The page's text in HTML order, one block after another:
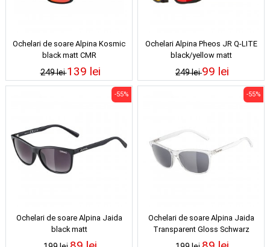
Ochelari de soare Alpina Kosmic
black matt CMR
249 lei139 lei
Ochelari Alpina Pheos JR Q-LITE
black/yellow matt
249 lei99 lei
Ochelari de soare Alpina Jaida
black matt
-55%
Ochelari de soare Alpina Jaida
Transparent Gloss Schwarz
-55%